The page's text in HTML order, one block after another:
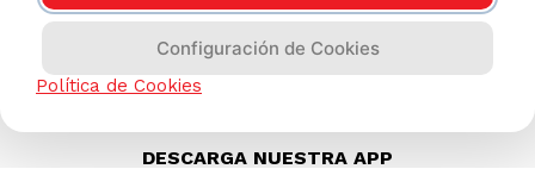
(511) 613-8888
DESCARGA NUESTRA APP
Configuración de Cookies
Política de Cookies